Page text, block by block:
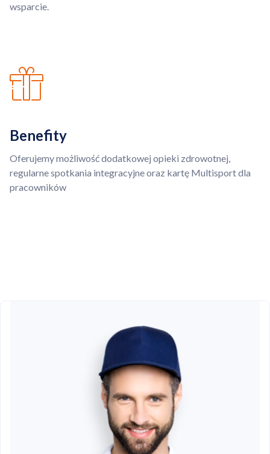
wsparcie.
Benefity
Oferujemy możliwość dodatkowej opieki zdrowotnej,
regularne spotkania integracyjne oraz kartę Multisport dla
pracowników